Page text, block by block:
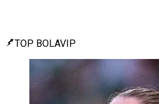
TOP BOLAVIP